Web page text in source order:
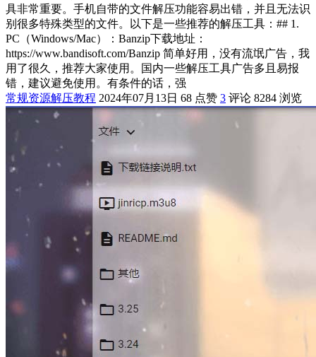
具非常重要。手机自带的文件解压功能容易出错，并且无法识
别很多特殊类型的文件。以下是一些推荐的解压工具：## 1.
PC（Windows/Mac）：Banzip下载地址：
https://www.bandisoft.com/Banzip 简单好用，没有流氓广告，我
用了很久，推荐大家使用。国内一些解压工具广告多且易报
错，建议避免使用。有条件的话，强
常规资源解压教程 2024年07月13日 68 点赞 3 评论 8284 浏览